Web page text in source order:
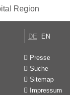
DE EN
Presse
Suche
Sitemap
Impressum